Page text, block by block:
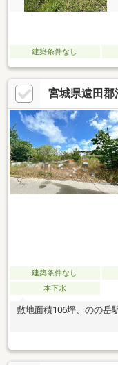
建築条件なし
宮城県遠田郡
建築条件なし
本下水
敷地面積106坪、のの岳